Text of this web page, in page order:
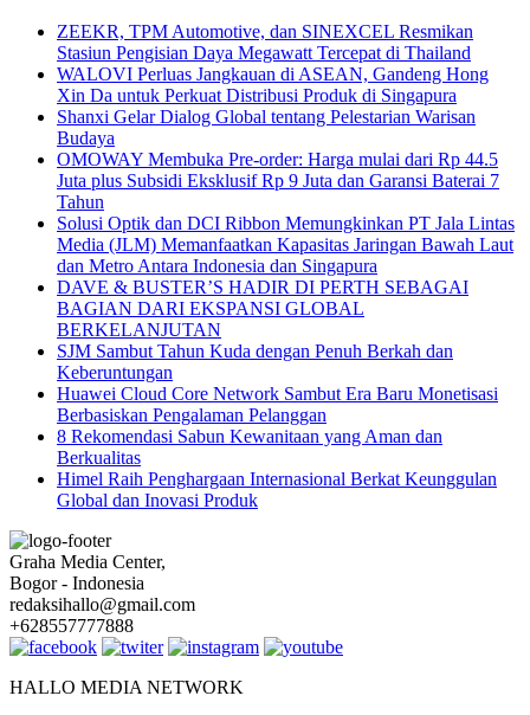
ZEEKR, TPM Automotive, dan SINEXCEL Resmikan
Stasiun Pengisian Daya Megawatt Tercepat di Thailand
WALOVI Perluas Jangkauan di ASEAN, Gandeng Hong
Xin Da untuk Perkuat Distribusi Produk di Singapura
Shanxi Gelar Dialog Global tentang Pelestarian Warisan
Budaya
OMOWAY Membuka Pre-order: Harga mulai dari Rp 44.5
Juta plus Subsidi Eksklusif Rp 9 Juta dan Garansi Baterai 7
Tahun
Solusi Optik dan DCI Ribbon Memungkinkan PT Jala Lintas
Media (JLM) Memanfaatkan Kapasitas Jaringan Bawah Laut
dan Metro Antara Indonesia dan Singapura
DAVE & BUSTER’S HADIR DI PERTH SEBAGAI
BAGIAN DARI EKSPANSI GLOBAL
BERKELANJUTAN
SJM Sambut Tahun Kuda dengan Penuh Berkah dan
Keberuntungan
Huawei Cloud Core Network Sambut Era Baru Monetisasi
Berbasiskan Pengalaman Pelanggan
8 Rekomendasi Sabun Kewanitaan yang Aman dan
Berkualitas
Himel Raih Penghargaan Internasional Berkat Keunggulan
Global dan Inovasi Produk
Graha Media Center,
Bogor - Indonesia
redaksihallo@gmail.com
+628557777888
HALLO MEDIA NETWORK